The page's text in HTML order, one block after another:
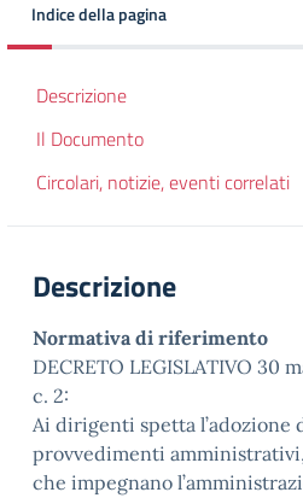
Indice della pagina
Descrizione
Il Documento
Circolari, notizie, eventi correlati
Descrizione
Normativa di riferimento
DECRETO LEGISLATIVO 30
c. 2:
Ai dirigenti spetta l’adozione
provvedimenti
che impegnano